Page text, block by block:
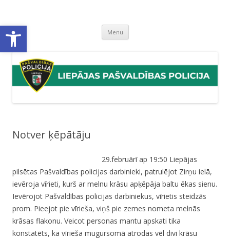
Open toolbar Menu Skip
content
Notver ķēpātāju
29.februārī ap 19:50 Liepājas
pilsētas Pašvaldības policijas darbinieki, patrulējot Zirņu ielā,
ievēroja vīrieti, kurš ar melnu krāsu apķēpāja baltu ēkas sienu.
Ievērojot Pašvaldības policijas darbiniekus, vīrietis steidzās
prom. Pieejot pie vīrieša, viņš pie zemes nometa melnās
krāsas flakonu. Veicot personas mantu apskati tika
konstatēts, ka vīrieša mugursomā atrodas vēl divi krāsu